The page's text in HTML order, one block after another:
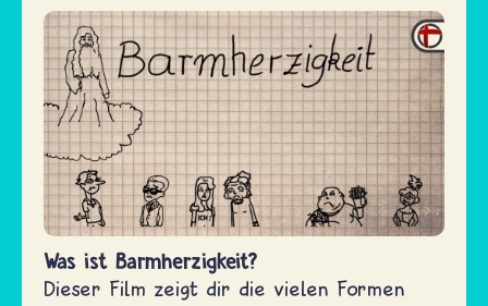
Was ist Barmherzigkeit?
Dieser Film zeigt dir die vielen Formen